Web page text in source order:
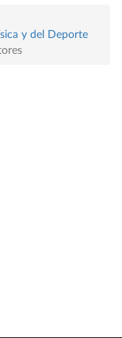
y del Deporte